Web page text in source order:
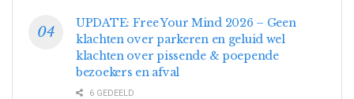
UPDATE: Free Your Mind 2026 – Geen
klachten over parkeren en geluid wel
klachten over pissende & poepende
bezoekers en afval
6 GEDEELD